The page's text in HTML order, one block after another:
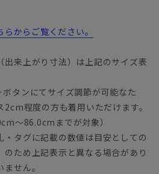
からご覧ください。
来上がり寸法）は上記のサイズ表
タンにてサイズ調節が可能なた
程度の方も着用いただけます。
～86.0cmまでが対象）
タグに記載の数値は目安としての
のため上記表示と異なる場合があり
せん。